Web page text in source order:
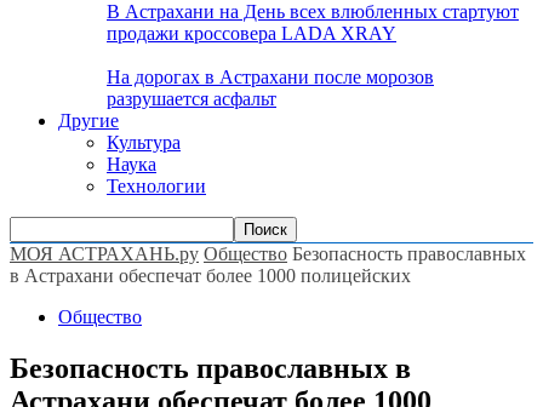
В Астрахани на День всех влюбленных стартуют
продажи кроссовера LADA XRAY
На дорогах в Астрахани после морозов
разрушается асфальт
Другие
Культура
Наука
Технологии
МОЯ АСТРАХАНЬ.ру Общество Безопасность православных
в Астрахани обеспечат более 1000 полицейских
Общество
Безопасность православных в